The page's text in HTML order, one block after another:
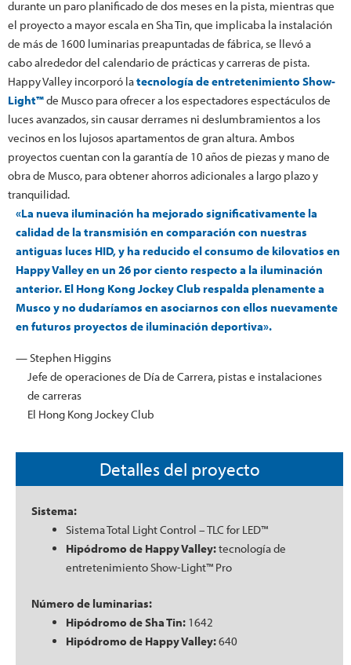
durante un paro planificado de dos meses en la pista, mientras que
el proyecto a mayor escala en Sha Tin, que implicaba la instalación
de más de 1600 luminarias preapuntadas de fábrica, se llevó a
cabo alrededor del calendario de prácticas y carreras de pista.
Happy Valley incorporó latecnología de entretenimiento Show-
Light™de Musco para ofrecer a los espectadores espectáculos de
luces avanzados, sin causar derrames ni deslumbramientos a los
vecinos en los lujosos apartamentos de gran altura. Ambos
proyectos cuentan con la garantía de 10 años de piezas y mano de
obra de Musco, para obtener ahorros adicionales a largo plazo y
tranquilidad.
«La nueva iluminación ha mejorado significativamente la
calidad de la transmisión en comparación con nuestras
antiguas luces HID, y ha reducido el consumo de kilovatios en
Happy Valley en un 26 por ciento respecto a la iluminación
anterior. El Hong Kong Jockey Club respalda plenamente a
Musco y no dudaríamos en asociarnos con ellos nuevamente
en futuros proyectos de iluminación deportiva».
— Stephen Higgins
Jefe de operaciones de Día de Carrera, pistas e instalaciones
de carreras
El Hong Kong Jockey Club
Detalles del proyecto
Sistema:
Sistema Total Light Control – TLC for LED™
Hipódromo de Happy Valley:tecnología de
entretenimiento Show-Light™ Pro
Número de luminarias:
Hipódromo de Sha Tin:1642
Hipódromo de Happy Valley:640